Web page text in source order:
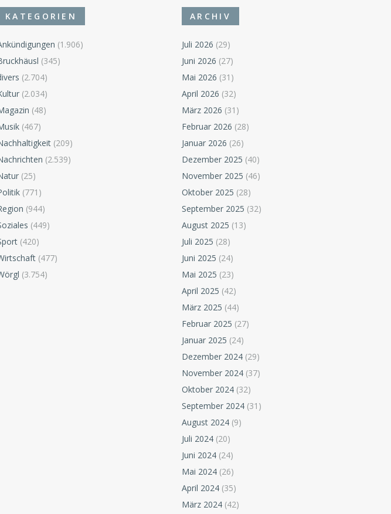
KATEGORIEN
(1.906)
(345)
(2.704)
(2.034)
(48)
(467)
(209)
(2.539)
(25)
(771)
(944)
(449)
(420)
(477)
(3.754)
ARCHIV
Juli 2026 (29)
Juni 2026 (27)
Mai 2026 (31)
April 2026 (32)
März 2026 (31)
Februar 2026 (28)
Januar 2026 (26)
Dezember 2025 (40)
November 2025 (46)
Oktober 2025 (28)
September 2025 (32)
August 2025 (13)
Juli 2025 (28)
Juni 2025 (24)
Mai 2025 (23)
April 2025 (42)
März 2025 (44)
Februar 2025 (27)
Januar 2025 (24)
Dezember 2024 (29)
November 2024 (37)
Oktober 2024 (32)
September 2024 (31)
August 2024 (9)
Juli 2024 (20)
Juni 2024 (24)
Mai 2024 (26)
April 2024 (35)
März 2024 (42)